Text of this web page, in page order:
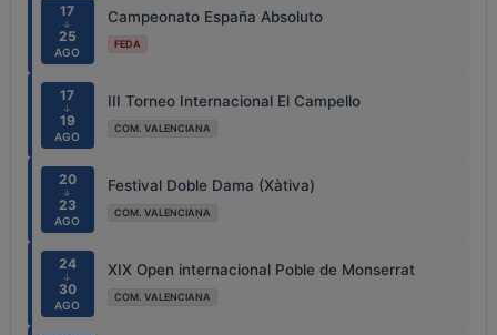
17
↓
25
AGO
Campeonato España Absoluto
FEDA
17
↓
19
AGO
III Torneo Internacional El Campello
COM. VALENCIANA
20
↓
23
AGO
Festival Doble Dama (Xàtiva)
COM. VALENCIANA
24
↓
30
AGO
XIX Open internacional Poble de Monserrat
COM. VALENCIANA